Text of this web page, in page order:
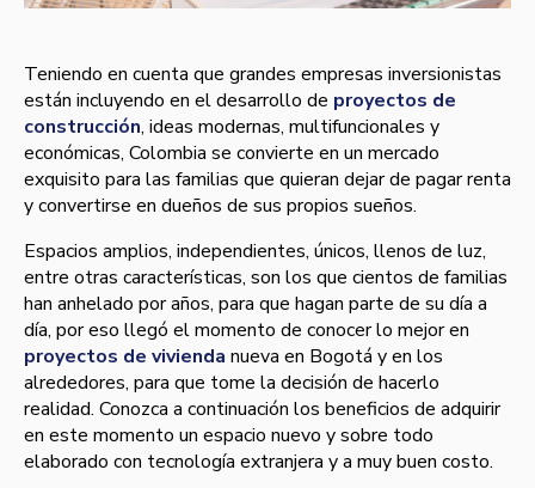
Teniendo en cuenta que grandes empresas inversionistas
están incluyendo en el desarrollo de proyectos de
construcción, ideas modernas, multifuncionales y
económicas, Colombia se convierte en un mercado
exquisito para las familias que quieran dejar de pagar renta
y convertirse en dueños de sus propios sueños.
Espacios amplios, independientes, únicos, llenos de luz,
entre otras caracterí­sticas, son los que cientos de familias
han anhelado por años, para que hagan parte de su dí­a a
dí­a, por eso llegó el momento de conocer lo mejor en
proyectos de vivienda nueva en Bogotá y en los
alrededores, para que tome la decisión de hacerlo
realidad. Conozca a continuación los beneficios de adquirir
en este momento un espacio nuevo y sobre todo
elaborado con tecnologí­a extranjera y a muy buen costo.